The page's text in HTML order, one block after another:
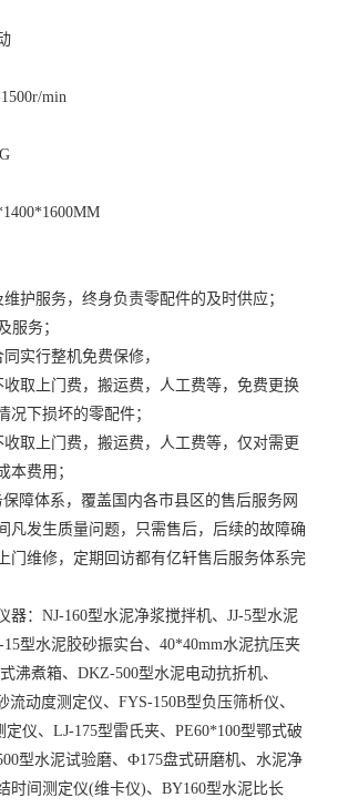
min
护服务，终身负责零配件的及时供应；
服务；
实行整机免费保修，
取上门费，搬运费，人工费等，免费更换
况下损坏的零配件；
取上门费，搬运费，人工费等，仅对需更
本费用；
障体系，覆盖国内各市县区的售后服务网
凡发生质量问题，只需售后，后续的故障确
门维修，定期回访都有亿轩售后服务体系完
器：NJ-160型水泥净浆搅拌机、JJ-5型水泥
型水泥胶砂振实台、40*40mm水泥抗压夹
沸煮箱、DKZ-500型水泥电动抗折机、
流动度测定仪、FYS-150B型负压筛析仪、
仪、LJ-175型雷氏夹、PE60*100型鄂式破
型水泥试验磨、Ф175盘式研磨机、水泥净
时间测定仪(维卡仪)、BY160型水泥比长